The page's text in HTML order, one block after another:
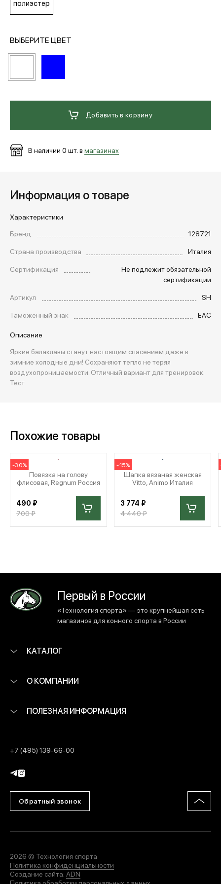
обратный звонок
полиэстер
ВЫБЕРИТЕ ЦВЕТ
Добавить в корзину
В наличии 0 шт. в магазинах
Информация о товаре
Характеристики
Бренд
128721
Страна производства
Италия
Сертификация
Не подлежит обязательной
сертификации
Артикул
SH
Таможенный знак
EAC
Описание
Яркие балаклавы станут настоящим спасением даже в
зимние холодные дни! Сохраняют тепло не теряя
воздухопроницаемости. Отличный вариант для тренировок.
Тест
Похожие товары
-30%
Повязка на голову
флисовая, Regnum Россия
490 ₽
700 ₽
-15%
Шапка вязаная женская
Vitto, Animo Италия
3 774 ₽
4 440 ₽
Первый в России
«Технология спорта» — это крупнейшая сеть
магазинов для конного спорта в России
КАТАЛОГ
О КОМПАНИИ
ПОЛЕЗНАЯ ИНФОРМАЦИЯ
+7 (495) 139-66-00
Обратный звонок
2026 © Технология спорта
Политика конфиденциальности
Создание сайта: ADN